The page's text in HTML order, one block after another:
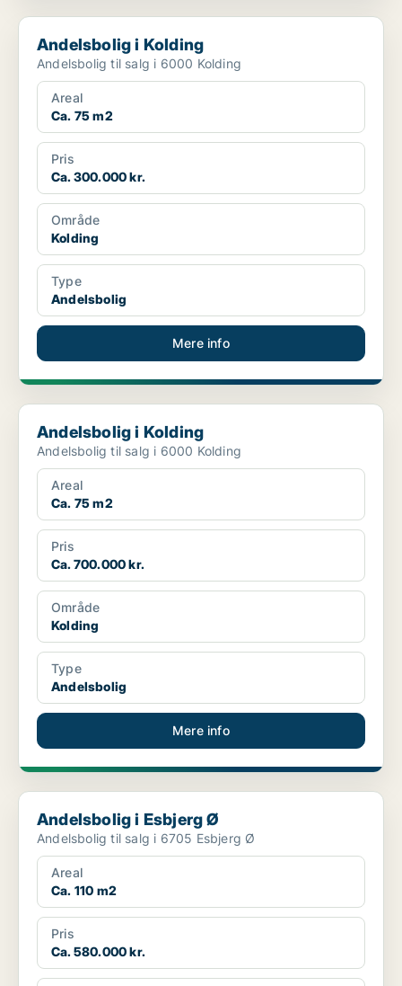
Andelsbolig i Kolding
Andelsbolig i Kolding
Andelsbolig til salg i 6000 Kolding
Areal
Ca. 75 m2
Pris
Ca. 300.000 kr.
Område
Kolding
Type
Andelsbolig
Mere info
Andelsbolig i Kolding
Andelsbolig i Kolding
Andelsbolig til salg i 6000 Kolding
Areal
Ca. 75 m2
Pris
Ca. 700.000 kr.
Område
Kolding
Type
Andelsbolig
Mere info
Andelsbolig i Esbjerg Ø
Andelsbolig i Esbjerg Ø
Andelsbolig til salg i 6705 Esbjerg Ø
Areal
Ca. 110 m2
Pris
Ca. 580.000 kr.